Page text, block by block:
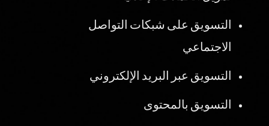
التسويق على شبكات التواصل
الاجتماعي
التسويق عبر البريد الإلكتروني
التسويق بالمحتوى